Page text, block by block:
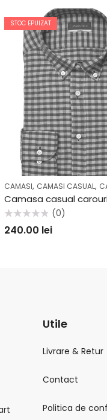
,CASUAL,CEREMONIE,
STOC EPUIZAT
CAMASI, CAMASI CASUAL,
la
(0)
240.00 lei
Utile
Livrare & Retur
Contact
Politica de